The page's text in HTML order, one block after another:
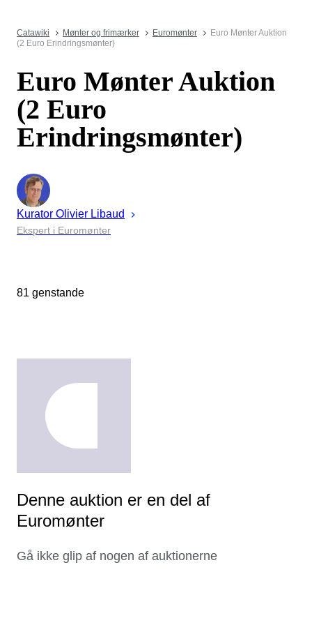
Catawiki Mønter og frimærker Euromønter
Euro Mønter Auktion
(2 Euro Erindringsmønter)
Euro Mønter Auktion
(2 Euro
Erindringsmønter)
Kurator Olivier Libaud
Ekspert i Euromønter
81 genstande
Denne auktion er en del af
Euromønter
Gå ikke glip af nogen af auktionerne